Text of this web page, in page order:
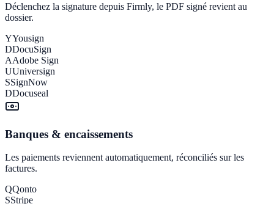
Déclenchez la signature depuis Firmly, le PDF signé revient au
dossier.
YYousign
DDocuSign
AAdobe Sign
UUniversign
SSignNow
DDocuseal
Banques & encaissements
Les paiements reviennent automatiquement, réconciliés sur les
factures.
QQonto
SStripe